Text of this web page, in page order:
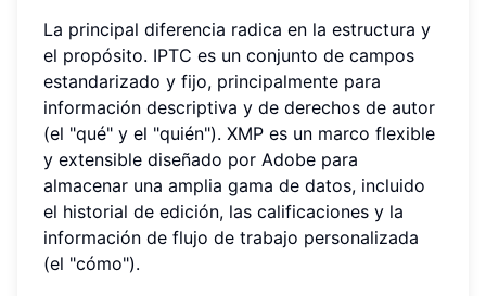
La principal diferencia radica en la estructura y
el propósito. IPTC es un conjunto de campos
estandarizado y fijo, principalmente para
información descriptiva y de derechos de autor
(el "qué" y el "quién"). XMP es un marco flexible
y extensible diseñado por Adobe para
almacenar una amplia gama de datos, incluido
el historial de edición, las calificaciones y la
información de flujo de trabajo personalizada
(el "cómo").